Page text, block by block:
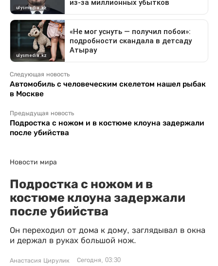
Следующая новость
Автомобиль с человеческим скелетом нашел рыбак
в Москве
Предыдущая новость
Подростка с ножом и в костюме клоуна задержали
после убийства
Новости мира
Подростка с ножом и в
костюме клоуна задержали
после убийства
Он переходил от дома к дому, заглядывал в окна
и держал в руках большой нож.
Анастасия Цирулик Сегодня, 03:30